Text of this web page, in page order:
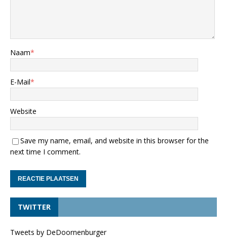
Naam*
E-Mail*
Website
Save my name, email, and website in this browser for the
next time I comment.
TWITTER
Tweets by DeDoornenburger